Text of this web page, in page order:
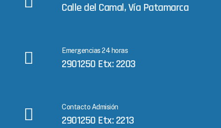
Calle del Camal, Vía Patamarca
Emergencias 24 horas
2901250 Etx: 2203
Contacto Admisión
2901250 Etx: 2213